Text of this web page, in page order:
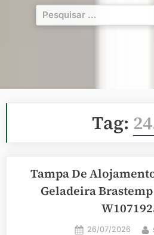
Pesquisar
por:
Tag:
Tampa De
Geladeira Brastemp
Posted
26/07/2026